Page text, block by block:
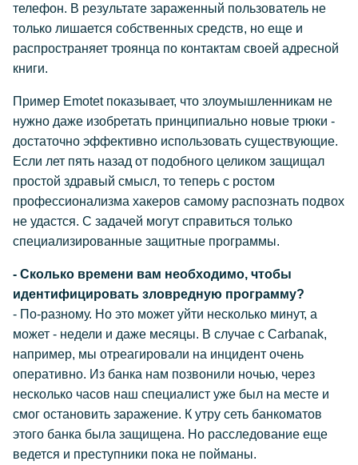
телефон. В результате зараженный пользователь не
только лишается собственных средств, но еще и
распространяет троянца по контактам своей адресной
книги.
Пример Emotet показывает, что злоумышленникам не
нужно даже изобретать принципиально новые трюки -
достаточно эффективно использовать существующие.
Если лет пять назад от подобного целиком защищал
простой здравый смысл, то теперь с ростом
профессионализма хакеров самому распознать подвох
не удастся. С задачей могут справиться только
специализированные защитные программы.
- Сколько времени вам необходимо, чтобы
идентифицировать зловредную программу?
- По-разному. Но это может уйти несколько минут, а
может - недели и даже месяцы. В случае с Carbanаk,
например, мы отреагировали на инцидент очень
оперативно. Из банка нам позвонили ночью, через
несколько часов наш специалист уже был на месте и
смог остановить заражение. К утру сеть банкоматов
этого банка была защищена. Но расследование еще
ведется и преступники пока не пойманы.